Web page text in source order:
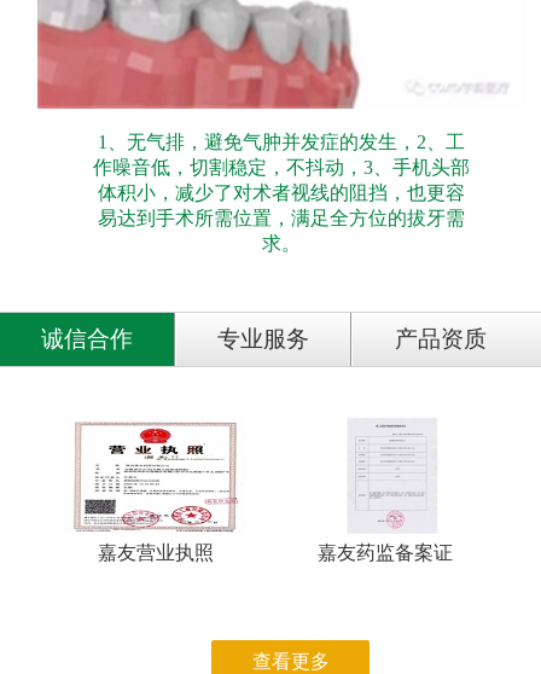
1、无气排，避免气肿并发症的发生，2、工
作噪音低，切割稳定，不抖动，3、手机头部
体积小，减少了对术者视线的阻挡，也更容
易达到手术所需位置，满足全方位的拔牙需
求。
诚信合作 专业服务 产品资质
嘉友营业执照 嘉友药监备案证
查看更多